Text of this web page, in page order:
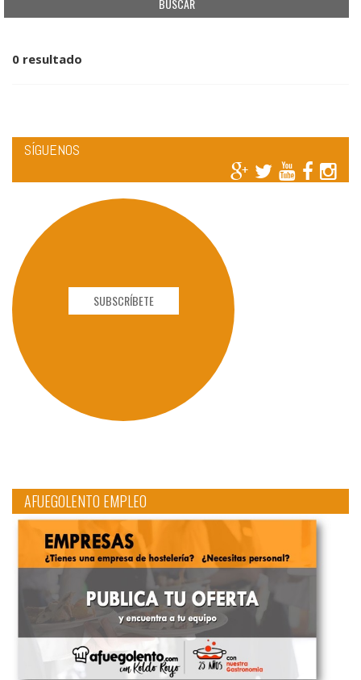
0 resultado
SÍGUENOS
SUBSCRÍBETE
AFUEGOLENTO EMPLEO